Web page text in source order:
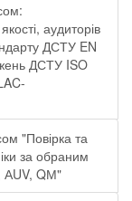
аудиторів
ДСТУ EN
ДСТУ ISO
"Повірка та
за обраним
АUV, QМ"